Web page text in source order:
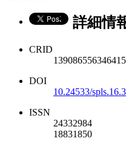
詳細情
CRID
DOI
10.24533/
ISSN
24332984
18831850